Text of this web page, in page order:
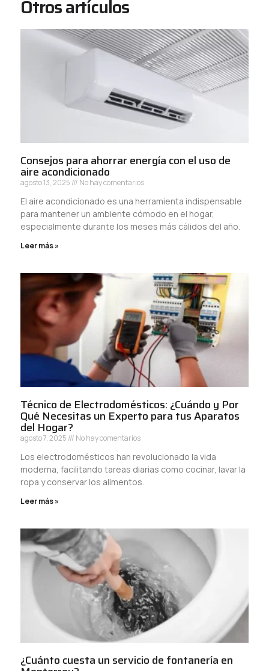
Otros artículos
Consejos para ahorrar energía con el uso de
aire acondicionado
agosto 13, 2025 No hay comentarios
El aire acondicionado es una herramienta indispensable
para mantener un ambiente cómodo en el hogar,
especialmente durante los meses más cálidos del año.
Leer más »
Técnico de Electrodomésticos: ¿Cuándo y Por
Qué Necesitas un Experto para tus Aparatos
del Hogar?
agosto 7, 2025 No hay comentarios
Los electrodomésticos han revolucionado la vida
moderna, facilitando tareas diarias como cocinar, lavar la
ropa y conservar los alimentos.
Leer más »
¿Cuánto cuesta un servicio de fontanería en